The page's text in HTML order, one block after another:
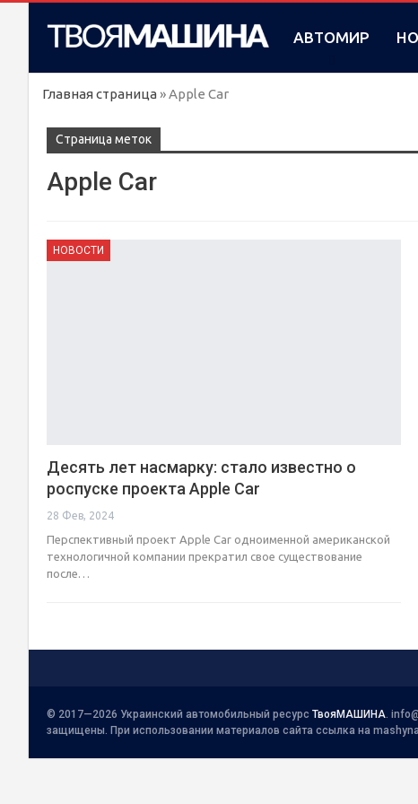
АВТОМИР
Главная страница »Apple Car
Cтраница меток
Apple Car
НОВОСТИ
Десять лет насмарку: стало известно о
роспуске проекта Apple Car
28 Фев, 2024
Перспективный проект Apple Car одноименной американской
технологичной компании прекратил свое существование
после…
© 2017—2026 Украинский автомобильный ресурс ТвояМАШИНА.
защищены. При использовании материалов сайта ссылка на